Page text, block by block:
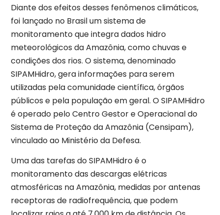
Diante dos efeitos desses fenômenos climáticos,
foi lançado no Brasil um sistema de
monitoramento que integra dados hidro
meteorológicos da Amazônia, como chuvas e
condições dos rios. O sistema, denominado
SIPAMHidro, gera informações para serem
utilizadas pela comunidade científica, órgãos
públicos e pela população em geral. O SIPAMHidro
é operado pelo Centro Gestor e Operacional do
Sistema de Proteção da Amazônia (Censipam),
vinculado ao Ministério da Defesa.
Uma das tarefas do SIPAMHidro é o
monitoramento das descargas elétricas
atmosféricas na Amazônia, medidas por antenas
receptoras de radiofrequência, que podem